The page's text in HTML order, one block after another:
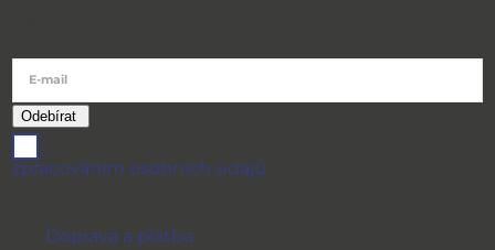
E-mail
zpracováním osobních údajů
Doprava a platba